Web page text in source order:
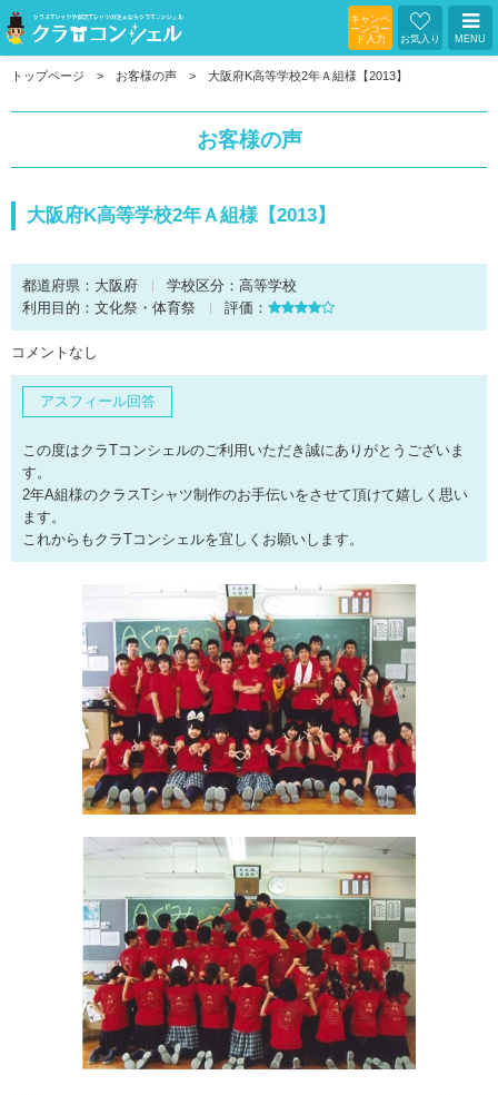
キャンペ
ーンコー
ド入力
お気入り MENU
トップページ お客様の声 大阪府K高等学校2年Ａ組様【2013】
お客様の声
大阪府K高等学校2年Ａ組様【2013】
都道府県： 大阪府 学校区分： 高等学校
利用目的： 文化祭・体育祭 評価：
コメントなし
アスフィール回答
この度はクラTコンシェルのご利用いただき誠にありがとうございま
す。
2年A組様のクラスTシャツ制作のお手伝いをさせて頂けて嬉しく思い
ます。
これからもクラTコンシェルを宜しくお願いします。